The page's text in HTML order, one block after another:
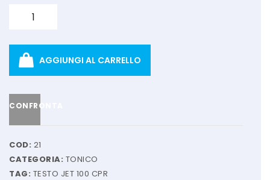
ANDERSON
BIO EXTREME
BIOTECH USA
ETHICSPORT
Quantità
AGGIUNGI AL CARRELLO
CONFRONTA
COD: 21
CATEGORIA: TONICO
TAG: TESTO JET 100 CPR